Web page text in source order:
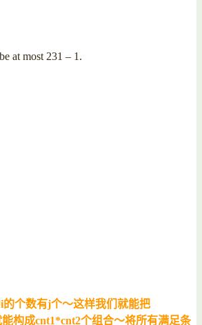
at most 231 – 1.
个数有j个～这样我们就能把
构成cnt1*cnt2个组合～将所有满足条